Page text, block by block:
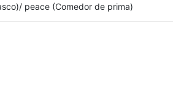
peace (Comedor de prima)